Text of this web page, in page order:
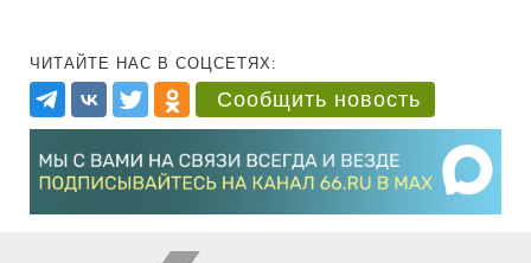
ЧИТАЙТЕ НАС В СОЦСЕТЯХ:
Сообщить новость